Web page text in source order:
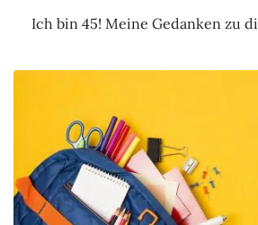
Ich bin 45! Meine Gedanken zu